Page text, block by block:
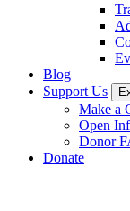
Blog
Support Us
Make a
Open
Donor
Donate